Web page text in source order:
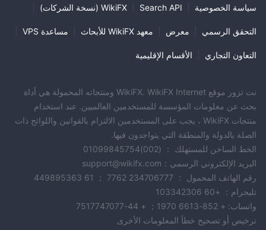
سياسة الخصوصية Search API WikiFX (نسخة الشركات)
التحقق الرسمي معرض معهد WikiFX للأبحاث مساعدة VPS
التعاون التجاري الأقسام الإقليمية
نت تزور موقع WikiFX. WikiFX Internet ومنتجاته المحمولة هي أداة
بحث عن معلومات المؤسسة للمستخدمين العالميين. عند استخدام
منتجات WikiFX ، يجب على المستخدمين الالتزام بالقوانين واللوائح ذات
الصلة بالدولة والمنطقة التي يتواجدون فيها.
الخط الساخن للمستهلك ： (002)01099845754
البريد الإلكتروني الرسمي：support@wikifx.com
رقم الهاتف المحمول ： 234706777 7762 ； 61 449895363
تليجرام： +60 103342306
واتساب: + 852-6613 1970； + 44-7517747077
ترخيص أو تصحيح خطأ المعلومات الأخرى